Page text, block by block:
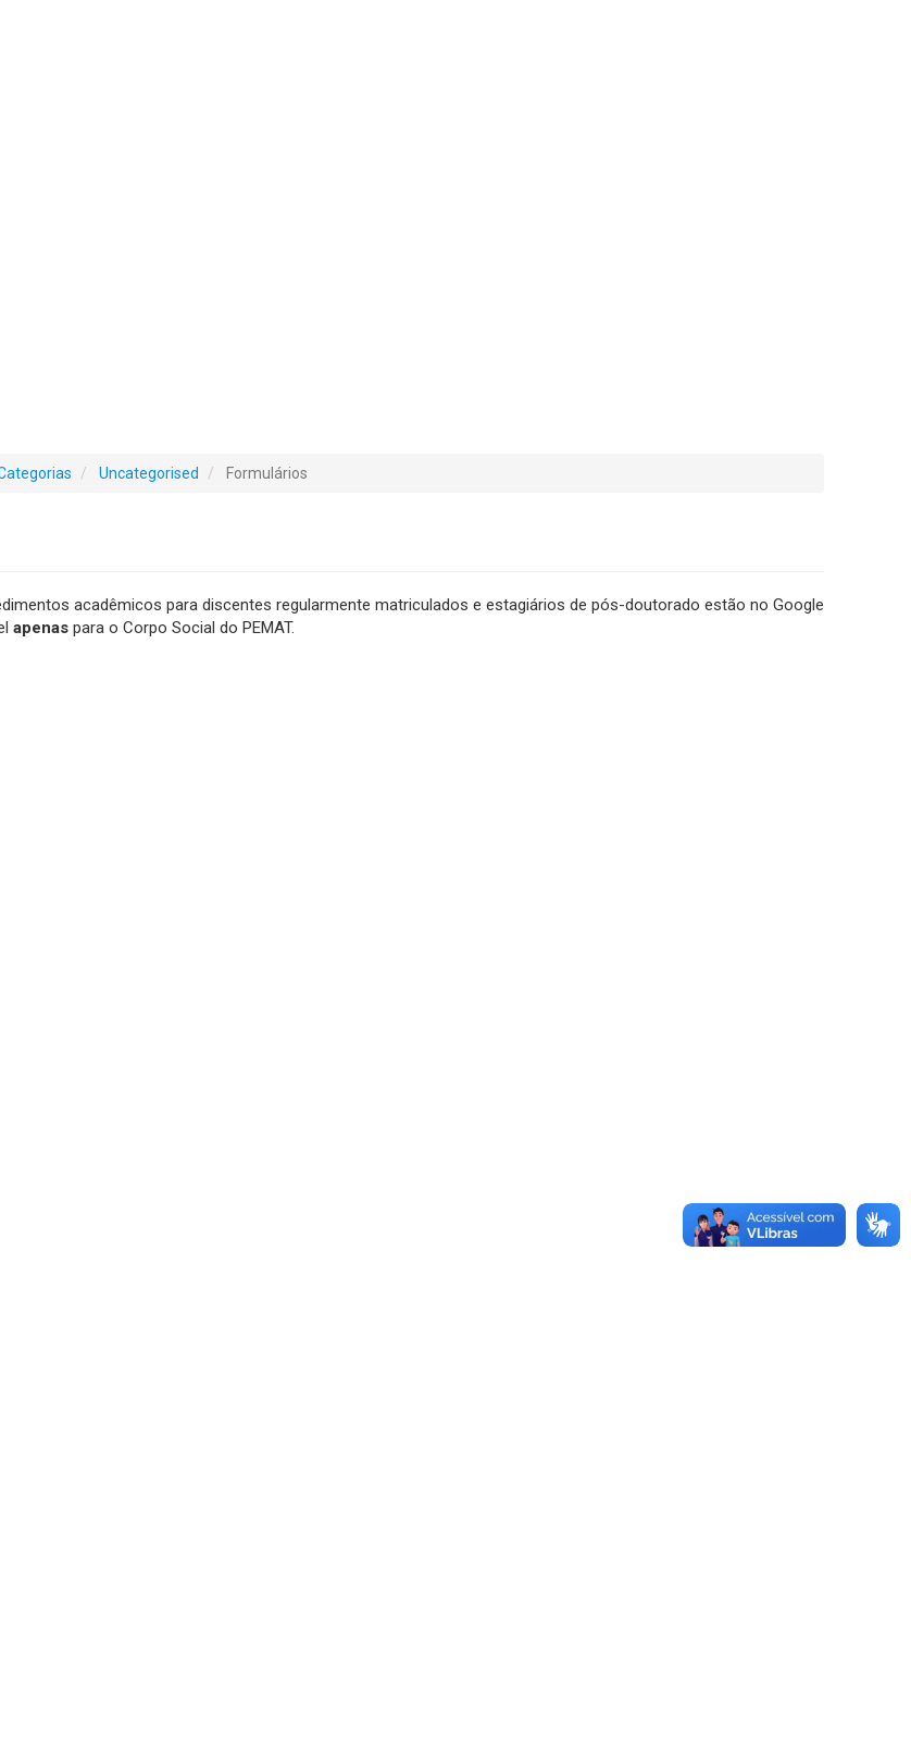
Uncategorised Formulários
acadêmicos para discentes regularmente matriculados e estagiários de pós-doutorado estão no Google
apenas para o Corpo Social do PEMAT.